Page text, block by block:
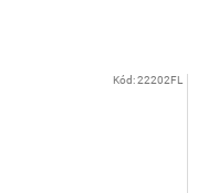
Kód:22202FL